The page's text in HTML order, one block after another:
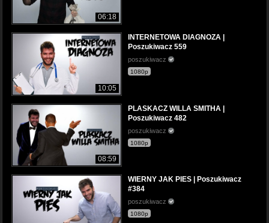
06:18
10:05
INTERNETOWA DIAGNOZA |
Poszukiwacz 559
poszukiwacz
1080p
08:59
PLASKACZ WILLA SMITHA |
Poszukiwacz 482
poszukiwacz
1080p
WIERNY JAK PIES | Poszukiwacz
#384
poszukiwacz
1080p